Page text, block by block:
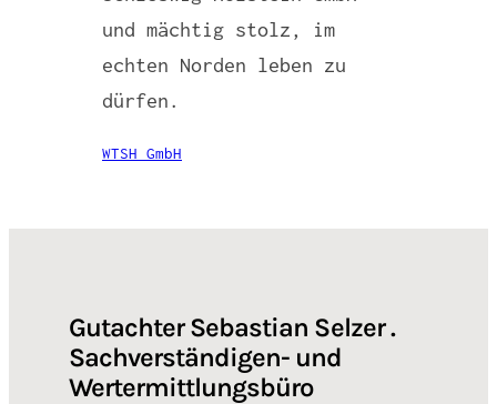
und mächtig stolz, im
echten Norden leben zu
dürfen.
WTSH GmbH
Gutachter Sebastian Selzer .
Sachverständigen- und
Wertermittlungsbüro